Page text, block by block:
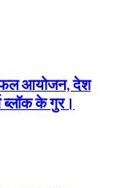
आयोजन, देश
ब्लॉक के गुर।